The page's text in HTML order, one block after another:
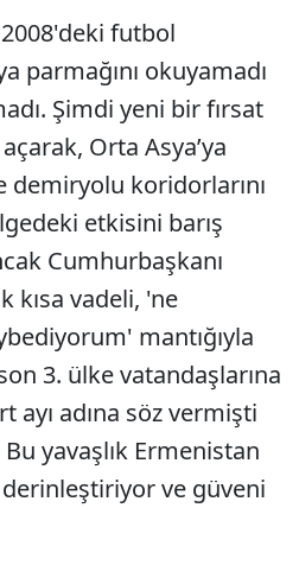
futbol
parmağını okuyamadı
Şimdi yeni bir fırsat
Orta Asya’ya
demiryolu koridorlarını
etkisini barış
Cumhurbaşkanı
kısa vadeli, 'ne
mantığıyla
3. ülke vatandaşlarına
ayı adına söz vermişti
yavaşlık Ermenistan
derinleştiriyor ve güveni